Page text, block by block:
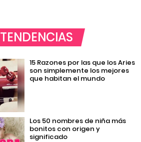
TENDENCIAS
15 Razones por las que los Aries
son simplemente los mejores
que habitan el mundo
Los 50 nombres de niña más
bonitos con origen y
significado